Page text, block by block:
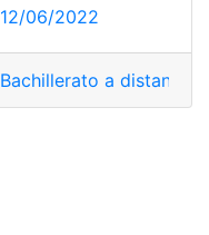
12/06/2022
Bachillerato a distancia